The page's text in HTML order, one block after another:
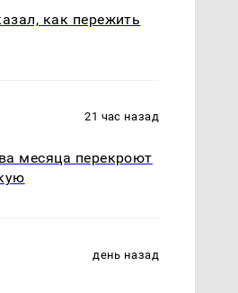
полицейскую
машину напали и
как пережить
21 час назад
месяца перекроют
день назад